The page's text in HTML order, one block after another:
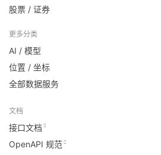
股票 / 证券
更多分类
AI / 模型
位置 / 坐标
全部数据服务
文档
接口文档
OpenAPI 规范